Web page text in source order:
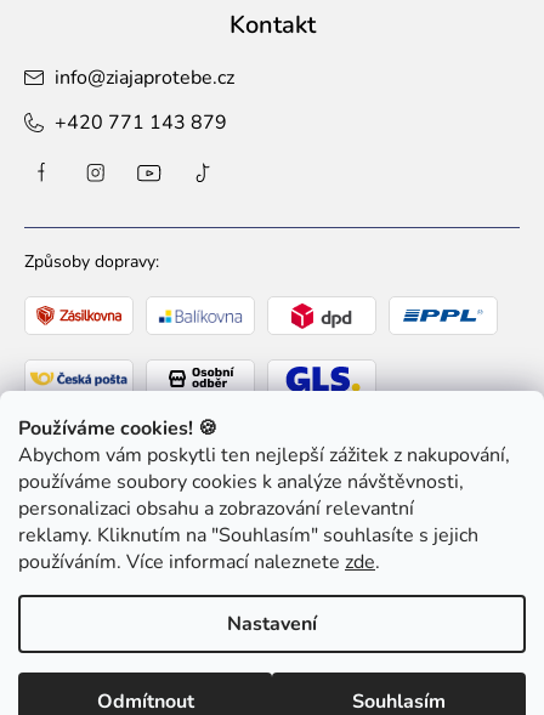
Používáme cookies! 🍪
Abychom vám poskytli ten nejlepší zážitek z nakupování,
používáme soubory cookies k analýze návštěvnosti,
personalizaci obsahu a zobrazování relevantní
reklamy. Kliknutím na "Souhlasím" souhlasíte s jejich
používáním. Více informací naleznete zde.
Nastavení
Odmítnout Souhlasím
Kontakt
info@ziajaprotebe.cz
+420 771 143 879
Způsoby dopravy:
Způsoby platby:
Ziaja pro Tebe
Upravit nastavení cookies